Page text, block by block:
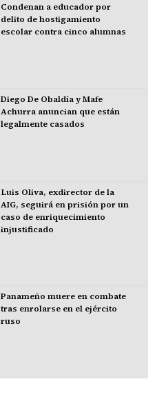
Condenan a educador por
delito de hostigamiento
escolar contra cinco alumnas
Diego De Obaldía y Mafe
Achurra anuncian que están
legalmente casados
Luis Oliva, exdirector de la
AIG, seguirá en prisión por un
caso de enriquecimiento
injustificado
Panameño muere en combate
tras enrolarse en el ejército
ruso